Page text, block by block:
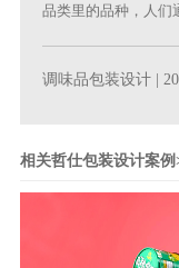
品类里的品种，人们
调味品包装设计 |
相关哲仕包装设计案例